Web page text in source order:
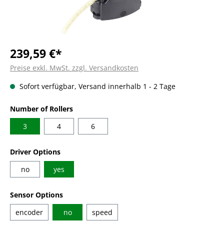
239,59 €*
Preise exkl. MwSt. zzgl. Versandkosten
Sofort verfügbar, Versand innerhalb 1 - 2 Tage
Number of Rollersauswählen
3
4 6
Driver Optionsauswählen
no
yes
Sensor Optionsauswählen
encoder
no speed